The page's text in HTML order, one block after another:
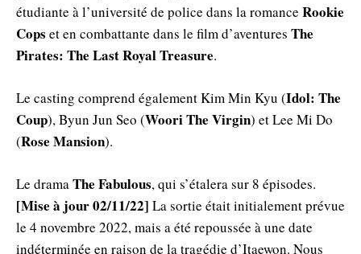
étudiante à l’université de police dans la romance Rookie
Cops et en combattante dans le film d’aventures The
Pirates: The Last Royal Treasure.
Le casting comprend également Kim Min Kyu (Idol: The
Coup), Byun Jun Seo (Woori The Virgin) et Lee Mi Do
(Rose Mansion).
Le dramaThe Fabulous, qui s’étalera sur 8 épisodes.
[Mise à jour 02/11/22] La sortie était initialement prévue
le 4 novembre 2022, mais a été repoussée à une date
indéterminée en raison de la tragédie d’Itaewon. Nous